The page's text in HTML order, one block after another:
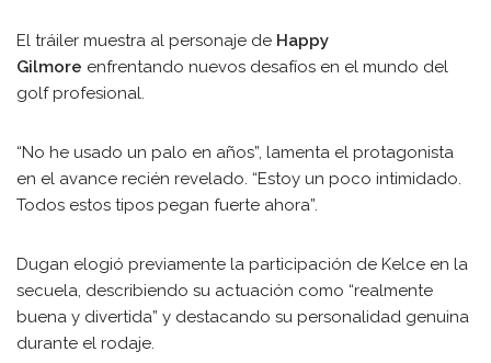
El tráiler muestra al personaje de Happy
Gilmore enfrentando nuevos desafíos en el mundo del
golf profesional.
“No he usado un palo en años”, lamenta el protagonista
en el avance recién revelado. “Estoy un poco intimidado.
Todos estos tipos pegan fuerte ahora”.
Dugan elogió previamente la participación de Kelce en la
secuela, describiendo su actuación como “realmente
buena y divertida” y destacando su personalidad genuina
durante el rodaje.